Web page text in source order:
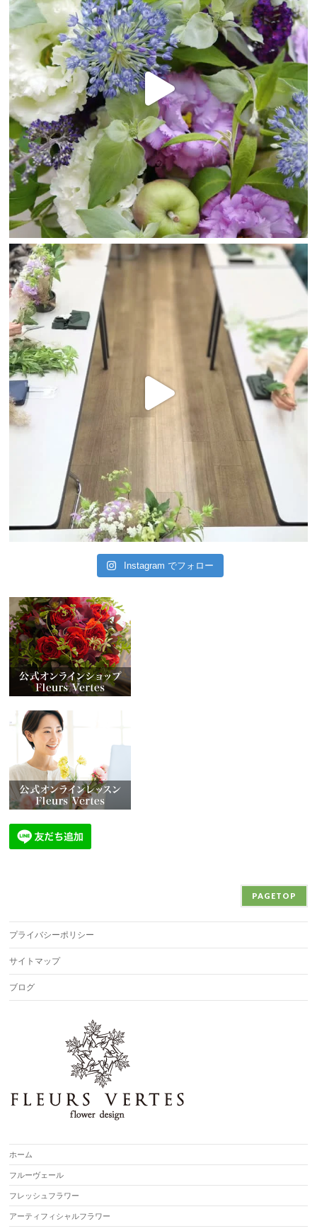
Instagram でフォロー
PAGETOP
プライバシーポリシー
サイトマップ
ブログ
ホーム
フルーヴェール
フレッシュフラワー
アーティフィシャルフラワー